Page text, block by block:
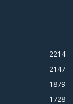
2214
2147
1879
1728